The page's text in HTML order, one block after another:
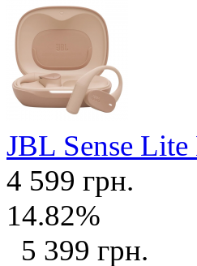
JBL Sense
4 599 грн.
14.82%
5 399 грн.